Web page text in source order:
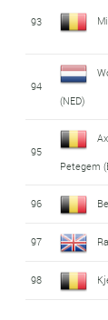
93
94
(NED)
95
Petegem
96
97
98